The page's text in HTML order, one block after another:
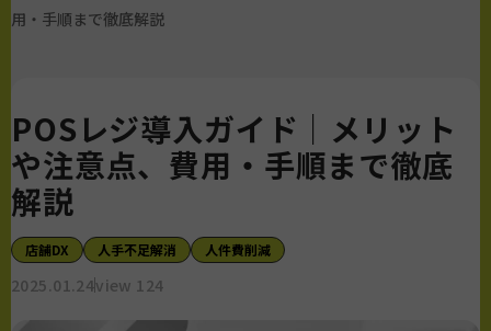
用・手順まで徹底解説
POSレジ導入ガイド｜メリット
や注意点、費用・手順まで徹底
解説
店舗DX 人手不足解消 人件費削減
2025.01.24view 124